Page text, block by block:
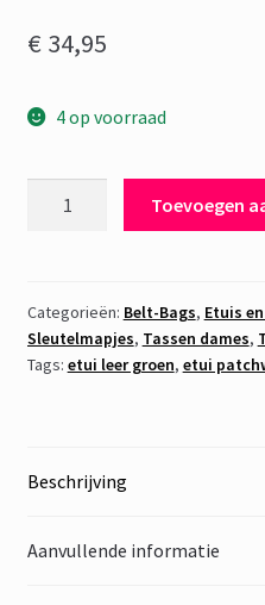
€ 34,95
4 op voorraad
aantal
Toevoegen
Categorieën: Belt-Bags, Etuis
Sleutelmapjes, Tassen dames,
Tags: etui leer groen, etui
Beschrijving
Aanvullende informatie